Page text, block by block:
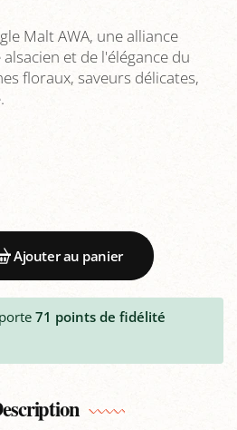
Malt AWA, une alliance
et de l'élégance du
floraux, saveurs délicates,
Ajouter au panier
71 points de fidélité